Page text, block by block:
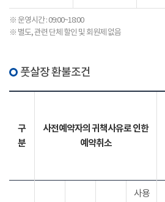
※ 운영시간 : 09:00~18:00
※ 별도, 관련 단체 할인 및 회원제 없음
풋살장 환불조건
구
분
사전예약자의 귀책사유로 인한
예약취소
사용